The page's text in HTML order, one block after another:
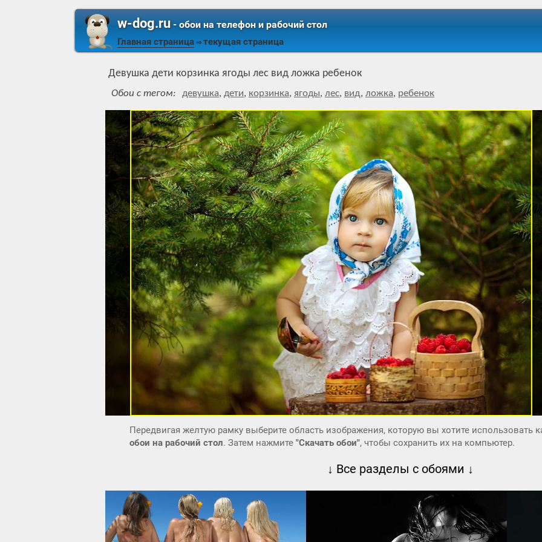
w-dog.ru- обои на телефон и рабочий стол
Главная страница ⇒ текущая страница
Девушка дети корзинка ягоды лес вид ложка ребенок
Обои с тегом: девушка, дети, корзинка, ягоды, лес, вид, ложка, ребенок
Передвигая желтую рамку выберите область изображения, которую вы хотите использовать
обои на рабочий стол. Затем нажмите "Скачать обои", чтобы сохранить их на компьютер.
↓ Все разделы с обоями ↓